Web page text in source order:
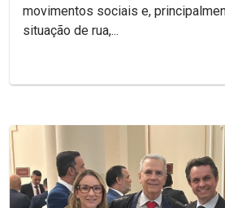
movimentos sociais e,
situação de rua,...